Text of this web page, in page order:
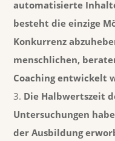
automatisierte
besteht die einzige
Konkurrenz
menschlichen,
Coaching entwickelt
Die Halbwertszeit
Untersuchungen
der Ausbildung